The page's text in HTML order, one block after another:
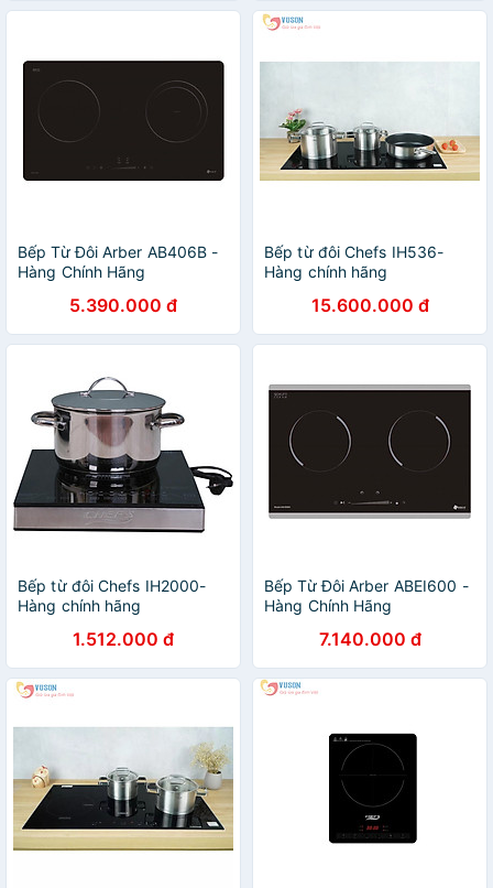
Bếp Từ Đôi Arber AB406B -
Hàng Chính Hãng
5.390.000 đ
Bếp từ đôi Chefs IH536-
Hàng chính hãng
15.600.000 đ
Bếp từ đôi Chefs IH2000-
Hàng chính hãng
1.512.000 đ
Bếp Từ Đôi Arber ABEI600 -
Hàng Chính Hãng
7.140.000 đ